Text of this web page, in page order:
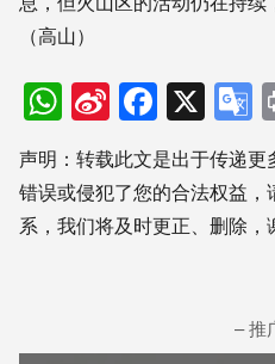
（高山）
WhatsApp
Sina
Weibo
X
声明：转载此文是出于传递
错误或侵犯了您的合法权益
系，我们将及时更正、删除，
– 推